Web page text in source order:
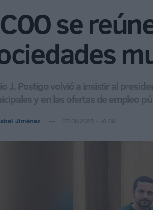
se
J. Postigo volvió a insistir al
y en las ofertas de empleo
Jiménez 27/08/2025 - 10:09